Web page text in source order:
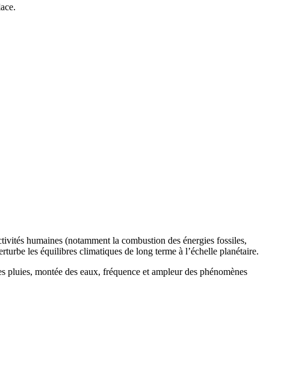
humaines (notamment la combustion des énergies fossiles,
les équilibres climatiques de long terme à l’échelle planétaire.
montée des eaux, fréquence et ampleur des phénomènes